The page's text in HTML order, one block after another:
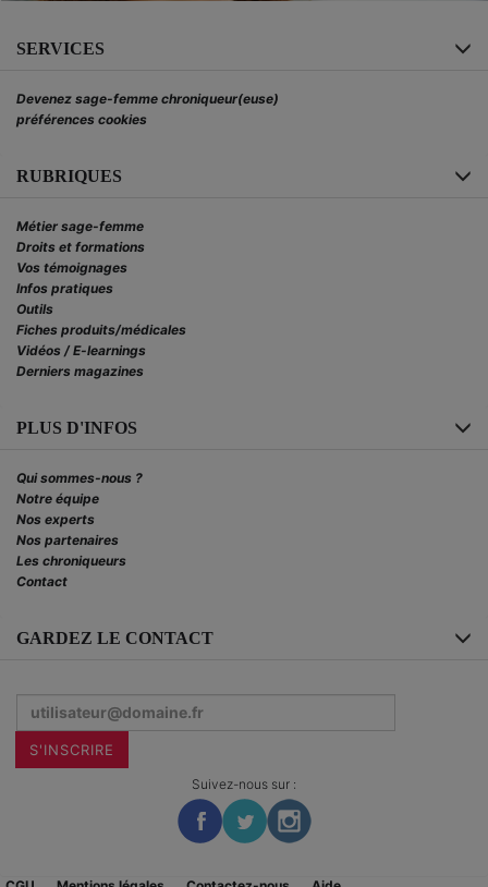
SERVICES
Devenez sage-femme chroniqueur(euse)
préférences cookies
RUBRIQUES
Métier sage-femme
Droits et formations
Vos témoignages
Infos pratiques
Outils
Fiches produits/médicales
Vidéos / E-learnings
Derniers magazines
PLUS D'INFOS
Qui sommes-nous ?
Notre équipe
Nos experts
Nos partenaires
Les chroniqueurs
Contact
GARDEZ LE CONTACT
newsletter
S'INSCRIRE
Suivez-nous sur :